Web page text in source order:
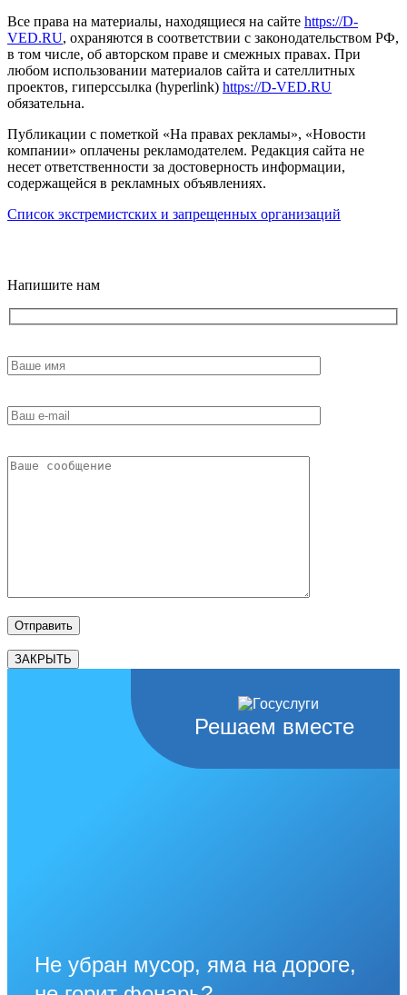
Все права на материалы, находящиеся на сайте https://D-
VED.RU, охраняются в соответствии с законодательством РФ,
в том числе, об авторском праве и смежных правах. При
любом использовании материалов сайта и сателлитных
проектов, гиперссылка (hyperlink) https://D-VED.RU
обязательна.
Публикации с пометкой «На правах рекламы», «Новости
компании» оплачены рекламодателем. Редакция сайта не
несет ответственности за достоверность информации,
содержащейся в рекламных объявлениях.
Список экстремистских и запрещенных организаций
Напишите нам
ЗАКРЫТЬ
Решаем вместе
Не убран мусор, яма на дороге,